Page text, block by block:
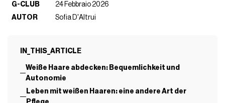
G-CLUB
24 Febbraio 2026
AUTOR
Sofia D'Altrui
IN_THIS_ARTICLE
Weiße Haare abdecken: Bequemlichkeit und
Autonomie
Leben mit weißen Haaren: eine andere Art der